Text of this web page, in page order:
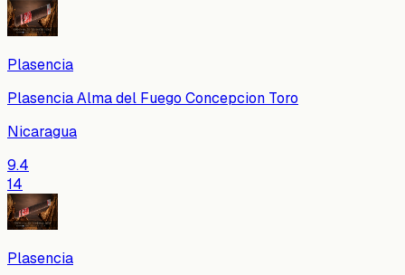
Plasencia
Plasencia Alma del Fuego Concepcion Toro
Nicaragua
9.4
14
Plasencia